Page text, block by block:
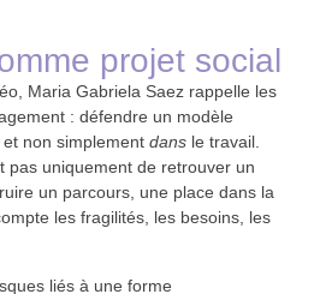
projet social
Maria Gabriela Saez rappelle les
: défendre un modèle
et non simplement dans le travail.
pas uniquement de retrouver un
un parcours, une place dans la
les fragilités, les besoins, les
liés à une forme